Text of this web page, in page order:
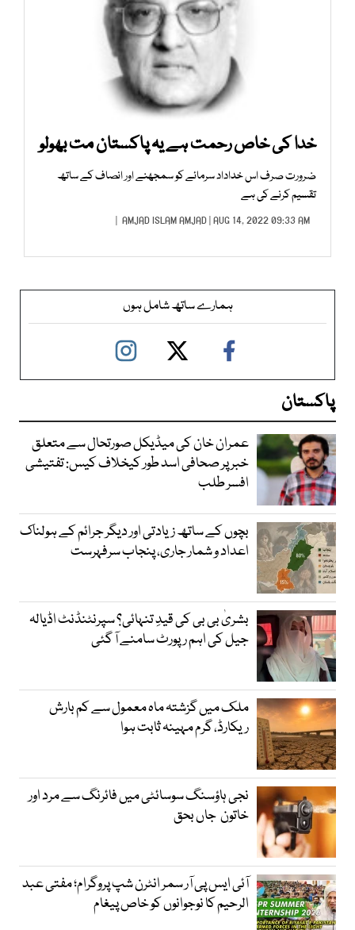
خدا کی خاص رحمت ہے یہ پاکستان مت بھولو
ضرورت صرف اس خداداد سرمائے کو سمجھنے اور انصاف کے ساتھ
تقسیم کرنے کی ہے
AMJAD ISLAM AMJAD| AUG 14, 2022 09:33 AM |
ہمارے ساتھ شامل ہوں
پاکستان
عمران خان کی میڈیکل صورتحال سے متعلق
خبر پر صحافی اسد طور کیخلاف کیس: تفتیشی
افسر طلب
بچوں کے ساتھ زیادتی اور دیگر جرائم کے ہولناک
اعداد و شمار جاری، پنجاب سرفہرست
بشریٰ بی بی کی قیدِ تنہائی؟ سپرنٹنڈنٹ اڈیالہ
جیل کی اہم رپورٹ سامنے آ گئی
ملک میں گزشتہ ماہ معمول سے کم بارش
ریکارڈ، گرم مہینہ ثابت ہوا
نجی ہاؤسنگ سوسائٹی میں فائرنگ سے مرد اور
خاتون جاں بحق
آئی ایس پی آر سمر انٹرن شپ پروگرام؛ مفتی عبد
الرحیم کا نوجوانوں کو خاص پیغام